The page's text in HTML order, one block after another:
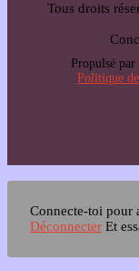
Tous droits
Propulsé
Politique
Connecte-toi pour
Déconnecter Et